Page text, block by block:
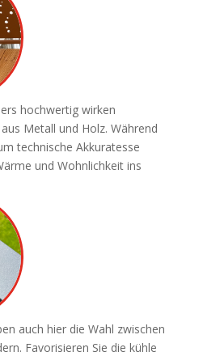
hochwertig wirken
Metall und Holz. Während
technische Akkuratesse
und Wohnlichkeit ins
auch hier die Wahl zwischen
Favorisieren Sie die kühle